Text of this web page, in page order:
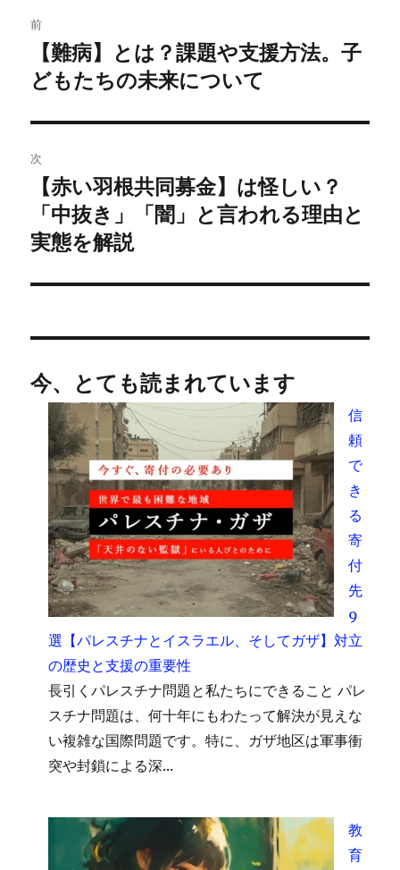
稿
ナ
ビ
ゲ
ー
シ
前
の
稿:
【難病】とは？課題や支援方法。子
どもたちの未来について
次
の
投
【赤い羽根共同募金】は怪しい？
「中抜き」「闇」と言われる理由と
実態を解説
今、とても読まれています
信
頼
で
き
る
寄
付
先
9
選【パレスチナとイスラエル、そしてガザ】対立
の歴史と支援の重要性
長引くパレスチナ問題と私たちにできること パレ
スチナ問題は、何十年にもわたって解決が見えな
い複雑な国際問題です。特に、ガザ地区は軍事衝
突や封鎖による深...
教
育